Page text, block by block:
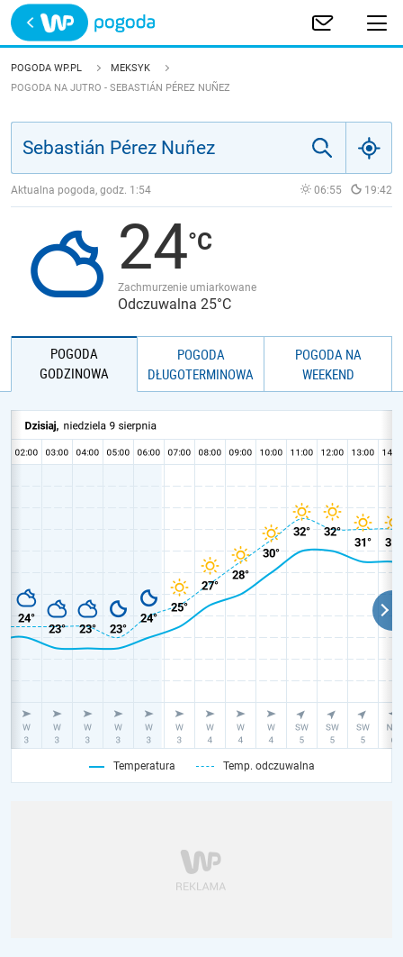
Trwa ładowanie
POLSKA
JAKOŚĆ POWIETRZA
POGODA WP.PL
MEKSYK
POGODA NA JUTRO - SEBASTIÁN PÉREZ NUÑEZ
Aktualna pogoda, godz. 1:54 06:55 19:42
24
Zachmurzenie umiarkowane
Odczuwalna 25°C
POGODA
GODZINOWA
POGODA
DŁUGOTERMINOWA
POGODA NA
WEEKEND
Temperatura Temp. odczuwalna